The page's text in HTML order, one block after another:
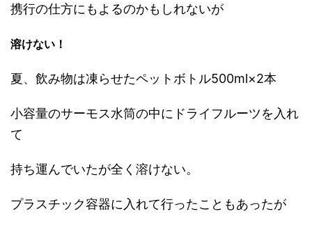
携行の仕方にもよるのかもしれないが
溶けない！
夏、飲み物は凍らせたペットボトル500ml×2本
小容量のサーモス水筒の中にドライフルーツを入れ
て
持ち運んでいたが全く溶けない。
プラスチック容器に入れて行ったこともあったが